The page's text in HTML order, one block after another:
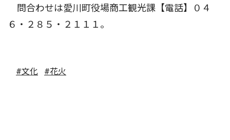
問合わせは愛川町役場商工観光課【電話】０４
６・２８５・２１１１。
#文化 #花火